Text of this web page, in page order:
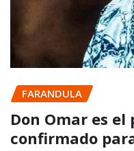
FARANDULA
Don Omar es
confirmado